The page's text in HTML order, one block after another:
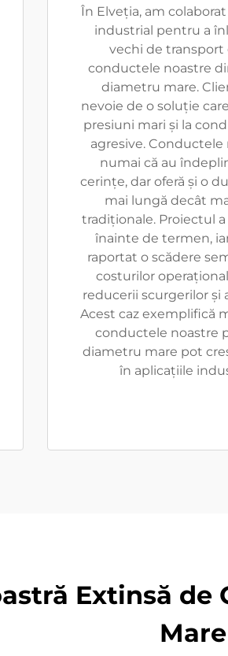
În Elveția, am
industrial pentru a
vechi de transport
conductele noastre
diametru mare.
nevoie de o soluție
presiuni mari și la
agresive. Conductele
numai că au
cerințe, dar oferă și o
mai lungă decât
tradiționale. Proiectul
înainte de termen,
raportat o scădere
costurilor
reducerii scurgerilor și
Acest caz exemplifică
conductele noastre
diametru mare pot
în aplicațiile
Extinsă de
Mare